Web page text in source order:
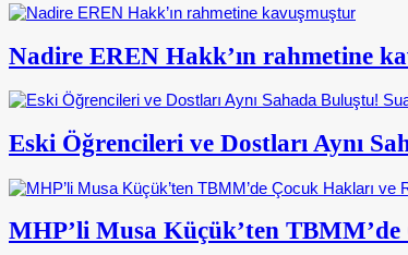
Nadire EREN Hakk’ın rahmetine
Eski Öğrencileri ve Dostları Aynı
MHP’li Musa Küçük’ten